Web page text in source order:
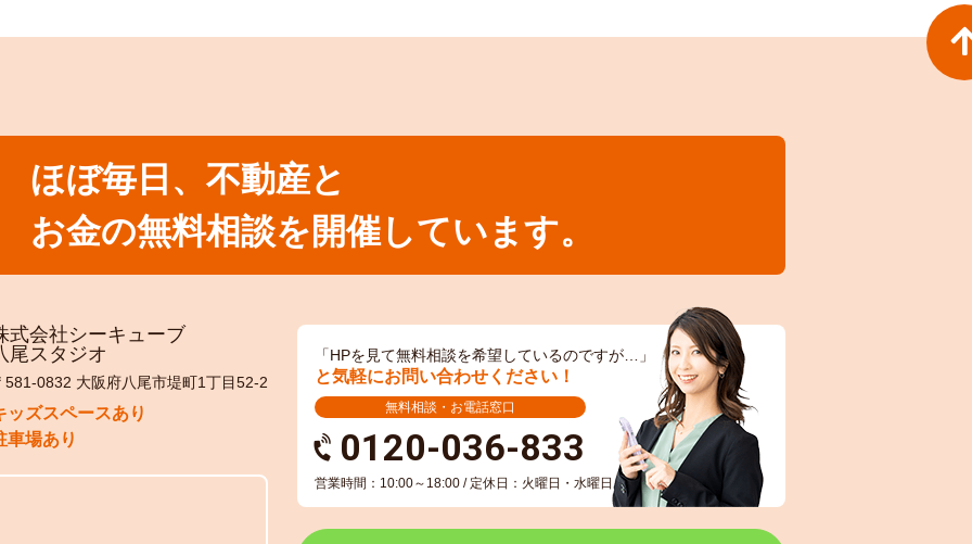
ほぼ毎日、不動産と
お金の無料相談を開催しています。
式会社シーキューブ
尾スタジオ
581-0832 大阪府八尾市堤町1丁目52-2
ッズスペースあり
車場あり
「HPを見て無料相談を希望しているのですが…」
と気軽にお問い合わせください！
無料相談・お電話窓口
0120-036-833
営業時間：10:00～18:00 / 定休日：火曜日・水曜日